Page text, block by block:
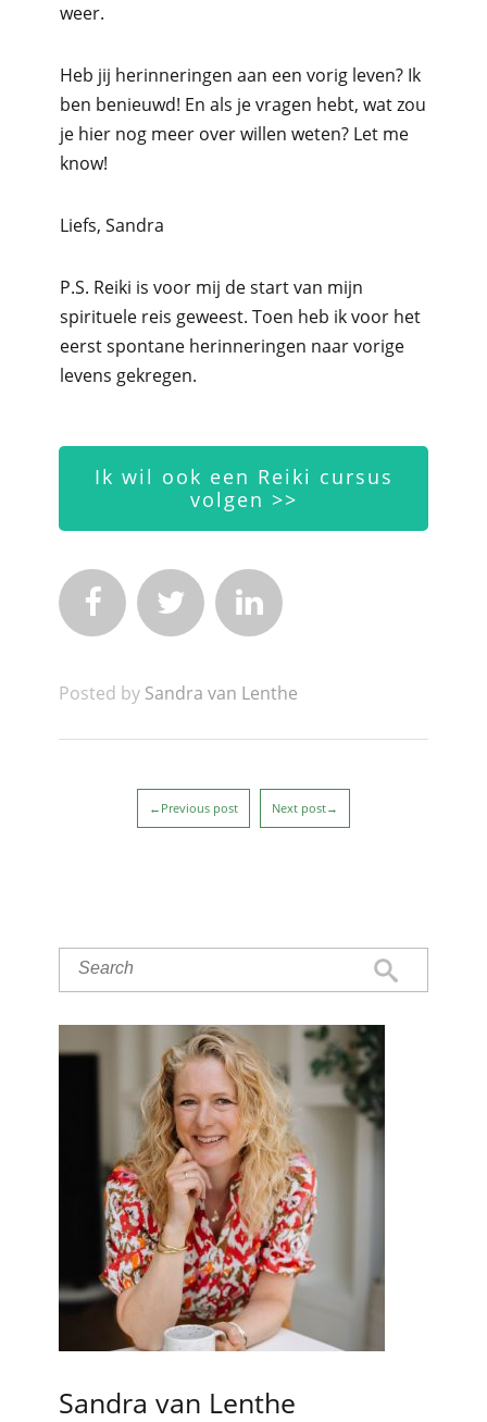
weer.
Heb jij herinneringen aan een vorig leven? Ik
ben benieuwd! En als je vragen hebt, wat zou
je hier nog meer over willen weten? Let me
know!
Liefs, Sandra
P.S. Reiki is voor mij de start van mijn
spirituele reis geweest. Toen heb ik voor het
eerst spontane herinneringen naar vorige
levens gekregen.
Ik wil ook een Reiki cursus
volgen >>
  
Posted by Sandra van Lenthe
←Previous post Next post→
Sandra van Lenthe